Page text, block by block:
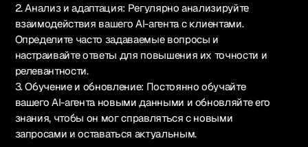
2. Анализ и адаптация: Регулярно анализируйте
взаимодействия вашего AI-агента с клиентами.
Определите часто задаваемые вопросы и
настраивайте ответы для повышения их точности и
релевантности.
3. Обучение и обновление: Постоянно обучайте
вашего AI-агента новыми данными и обновляйте его
знания, чтобы он мог справляться с новыми
запросами и оставаться актуальным.